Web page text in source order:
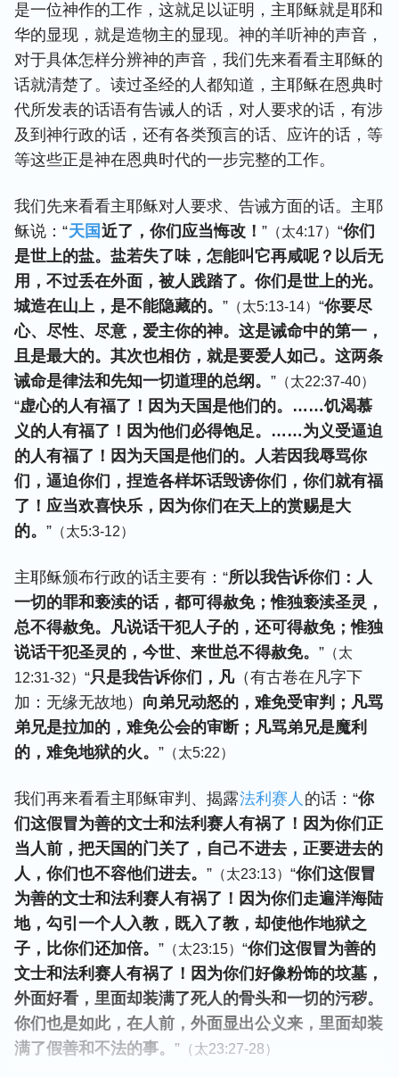
是一位神作的工作，这就足以证明，主耶稣就是耶和
华的显现，就是造物主的显现。神的羊听神的声音，
对于具体怎样分辨神的声音，我们先来看看主耶稣的
话就清楚了。读过圣经的人都知道，主耶稣在恩典时
代所发表的话语有告诫人的话，对人要求的话，有涉
及到神行政的话，还有各类预言的话、应许的话，等
等这些正是神在恩典时代的一步完整的工作。
我们先来看看主耶稣对人要求、告诫方面的话。主耶
稣说：“天国 近了，你们应当悔改！ ” （太4:17） “你们
是世上的盐。盐若失了味，怎能叫它再咸呢？以后无
用，不过丢在外面，被人践踏了。你们是世上的光。
城造在山上，是不能隐藏的。 ” （太5:13-14） “你要尽
心、尽性、尽意，爱主你的神。这是诫命中的第一，
且是最大的。其次也相仿，就是要爱人如己。这两条
诫命是律法和先知一切道理的总纲。 ” （太22:37-40）
“虚心的人有福了！因为天国是他们的。……饥渴慕
义的人有福了！因为他们必得饱足。……为义受逼迫
的人有福了！因为天国是他们的。人若因我辱骂你
们，逼迫你们，捏造各样坏话毁谤你们，你们就有福
了！应当欢喜快乐，因为你们在天上的赏赐是大
的。 ” （太5:3-12）
主耶稣颁布行政的话主要有：“所以我告诉你们：人
一切的罪和亵渎的话，都可得赦免；惟独亵渎圣灵，
总不得赦免。凡说话干犯人子的，还可得赦免；惟独
说话干犯圣灵的，今世、来世总不得赦免。 ” （太
12:31-32） “只是我告诉你们，凡（有古卷在凡字下
加：无缘无故地） 向弟兄动怒的，难免受审判；凡骂
弟兄是拉加的，难免公会的审断；凡骂弟兄是魔利
的，难免地狱的火。 ” （太5:22）
我们再来看看主耶稣审判、揭露法利赛人 的话：“你
们这假冒为善的文士和法利赛人有祸了！因为你们正
当人前，把天国的门关了，自己不进去，正要进去的
人，你们也不容他们进去。 ” （太23:13） “你们这假冒
为善的文士和法利赛人有祸了！因为你们走遍洋海陆
地，勾引一个人入教，既入了教，却使他作地狱之
子，比你们还加倍。 ” （太23:15） “你们这假冒为善的
文士和法利赛人有祸了！因为你们好像粉饰的坟墓，
外面好看，里面却装满了死人的骨头和一切的污秽。
你们也是如此，在人前，外面显出公义来，里面却装
满了假善和不法的事。 ” （太23:27-28）